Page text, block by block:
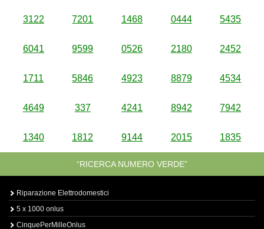
3122 7201 1468 0444 5435
6041 9599 0526 2180 2452
1711 5846 4923 8879 4534
4649 337 4241 8942 7942
1340 1812 9144 2015 1835
“RICERCA NUMERO VERDE”
Riparazione Elettrodomestici
5 x 1000 onlus
CinquePerMilleOnlus